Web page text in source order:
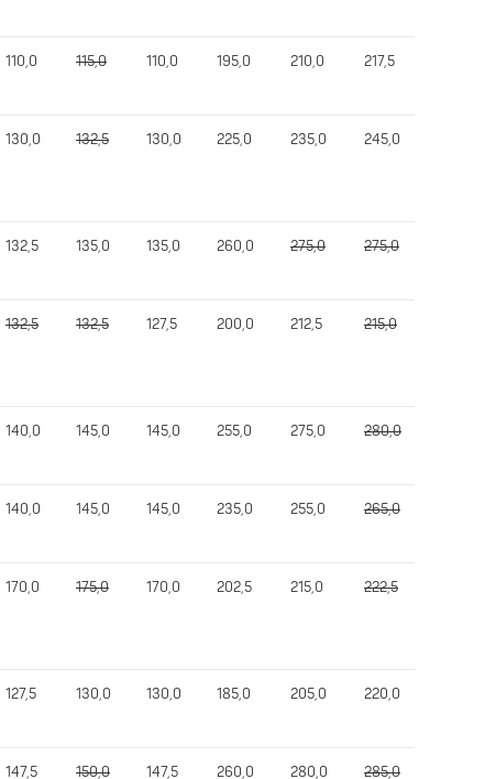
110,0 115,0 110,0 195,0 210,0 217,5
130,0 132,5 130,0 225,0 235,0 245,0
132,5 135,0 135,0 260,0 275,0 275,0
132,5 132,5 127,5 200,0 212,5 215,0
140,0 145,0 145,0 255,0 275,0 280,0
140,0 145,0 145,0 235,0 255,0 265,0
170,0 175,0 170,0 202,5 215,0 222,5
127,5 130,0 130,0 185,0 205,0 220,0
147,5 150,0 147,5 260,0 280,0 285,0